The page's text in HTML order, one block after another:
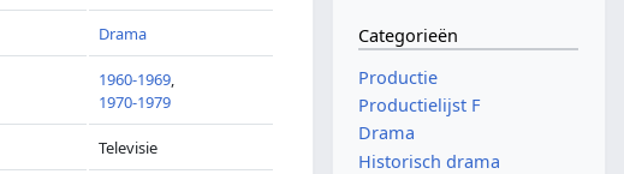
Drama
1960-1969,
1970-1979
Televisie
Categorieën
Productie
Productielijst F
Drama
Historisch drama